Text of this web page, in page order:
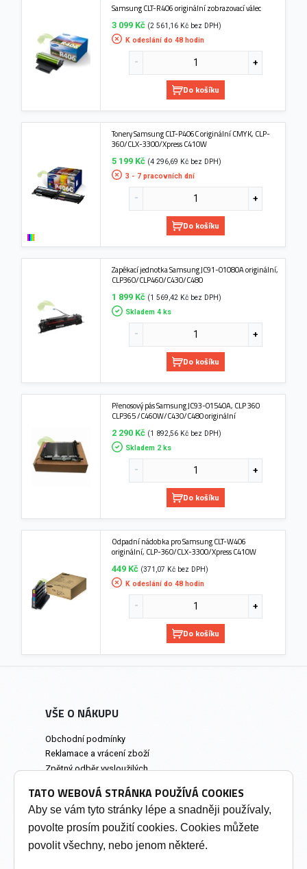
Samsung CLT-R406 originální zobrazovací válec
3 099 Kč (2 561,16 Kč bez DPH)
K odeslání do 48 hodin
Do košíku
Tonery Samsung CLT-P406C originální CMYK, CLP-
360/CLX-3300/Xpress C410W
5 199 Kč (4 296,69 Kč bez DPH)
3 - 7 pracovních dní
Do košíku
Zapékací jednotka Samsung JC91-01080A originální,
CLP360/CLP460/C430/C480
1 899 Kč (1 569,42 Kč bez DPH)
Skladem 4 ks
Do košíku
Přenosový pás Samsung JC93-01540A, CLP 360
CLP365 /C460W/C430/C480 originální
2 290 Kč (1 892,56 Kč bez DPH)
Skladem 2 ks
Do košíku
Odpadní nádobka pro Samsung CLT-W406
originální, CLP-360/CLX-3300/Xpress C410W
449 Kč (371,07 Kč bez DPH)
K odeslání do 48 hodin
Do košíku
VŠE O NÁKUPU
Obchodní podmínky
Reklamace a vrácení zboží
Zpětný odběr vysloužilých
Prodejna a osobní odběr
INFORMACE
TATO WEBOVÁ STRÁNKA POUŽÍVÁ COOKIES
Aby se vám tyto stránky lépe a snadněji používaly,
povolte prosím použití cookies. Cookies můžete
povolit všechny, nebo jenom některé.